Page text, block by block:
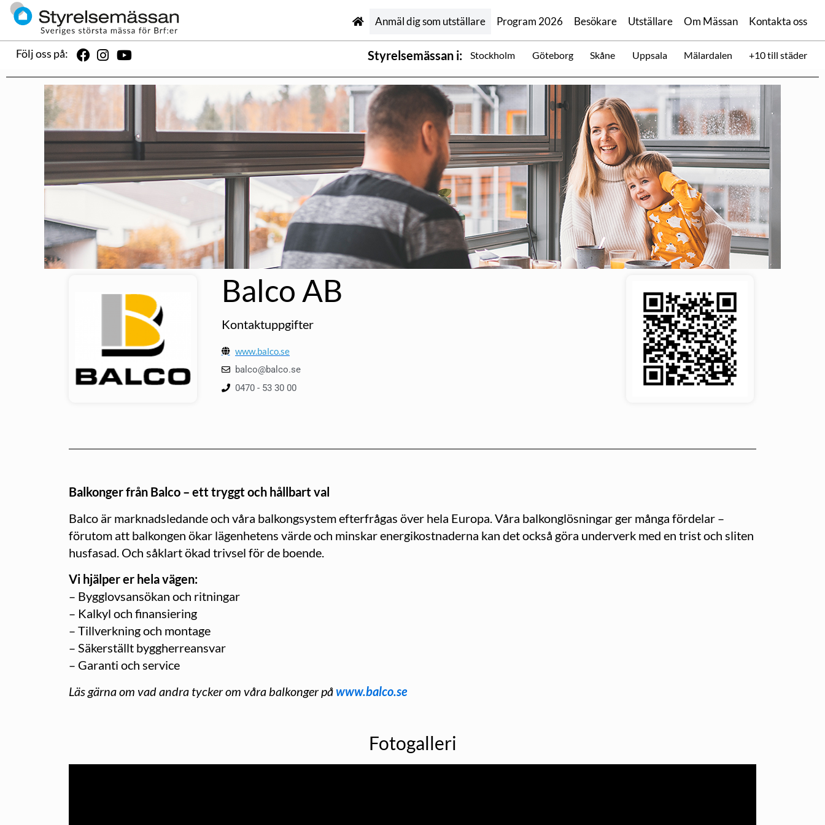
Anmäl dig som utställare Program 2026 Besökare Utställare Om Mässan Kontakta oss
Följ oss på: Styrelsemässan i: Stockholm Göteborg Skåne Uppsala Mälardalen +10 till städer
Balco AB
Kontaktuppgifter
www.balco.se
balco@balco.se
0470 - 53 30 00
Balkonger från Balco – ett tryggt och hållbart val
Balco är marknadsledande och våra balkongsystem efterfrågas över hela Europa. Våra balkonglösningar ger många fördelar –
förutom att balkongen ökar lägenhetens värde och minskar energikostnaderna kan det också göra underverk med en trist och sliten
husfasad. Och såklart ökad trivsel för de boende.
Vi hjälper er hela vägen:
– Bygglovsansökan och ritningar
– Kalkyl och finansiering
– Tillverkning och montage
– Säkerställt byggherreansvar
– Garanti och service
Läs gärna om vad andra tycker om våra balkonger påwww.balco.se
Fotogalleri